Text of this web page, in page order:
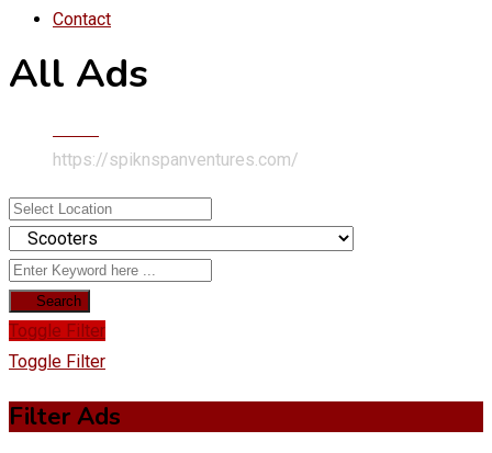
Contact
All Ads
https://spiknspanventures.com/
Search
Toggle Filter
Toggle Filter
Filter Ads